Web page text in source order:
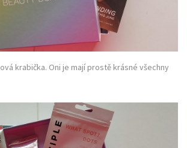
krabička. Oni je mají prostě krásné všechny